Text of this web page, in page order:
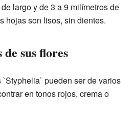
largo y de 3 a 9 milímetros de
hojas son lisos, sin dientes.
sus flores
pueden ser de varios
en tonos rojos, crema o